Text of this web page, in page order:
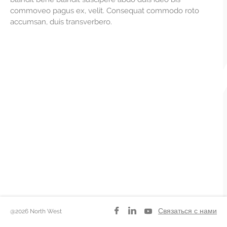
commoveo pagus ex, velit. Consequat commodo roto
accumsan, duis transverbero.
Медиа
@2026 North West Связаться с нами